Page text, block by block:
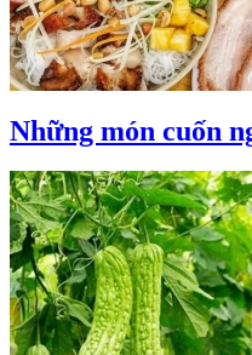
Những món cuốn